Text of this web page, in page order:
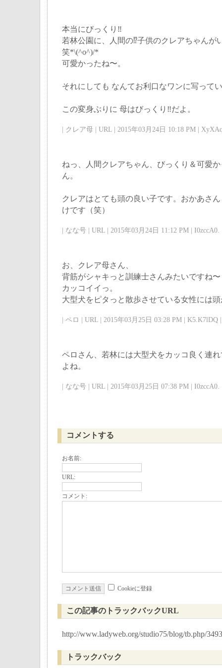
本当にびっくり‼️
若林公園に、人間の⁉️子供のクレアちゃんが
笑*\(^o^)/*
可愛かったね〜。
それにしても なんてお利口なワンに写って
この変身ぶりに 母はびっくり‼️だよ。
| クレア母 | URL | 2015年03月24日 10:18 PM |
ねっ、人間クレアちゃん、びっくり＆可愛
ん。
クレアはとても頭の良い子です。おかあさ
けです（笑）
| なな号 | URL | 2015年03月24日 11:12 PM | I0zccA0.
お、クレア母さん、
背筋がシャキっと訓練士さんみたいですね
カッコイイっ。
大型犬をピタっと散歩させている女性には
| ペロ | URL | 2015年03月25日 03:28 PM | K5.K7lDQ |
ペロさん、若林には大型犬をカッコ良く連
よね。
| なな号 | URL | 2015年03月25日 07:38 PM | I0zccA0.
コメントする
お名前:
URL:
コメント:
Cookieに登録
この記事のトラックバックURL
http://www.ladyweb.org/studio75/blog/tb.php/3493
トラックバック